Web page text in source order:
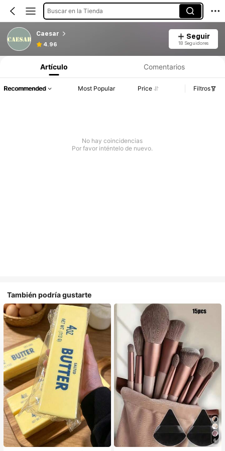
Buscar en la Tienda
Caesar
4.96
Seguir
18 Seguidores
Artículo Comentarios
Recommended Most Popular Price Filtros
No hay coincidencias
Por favor inténtelo de nuevo.
También podría gustarte
6